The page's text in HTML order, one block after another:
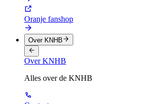
Oranje fanshop
Over KNHB
Over KNHB
Alles over de KNHB